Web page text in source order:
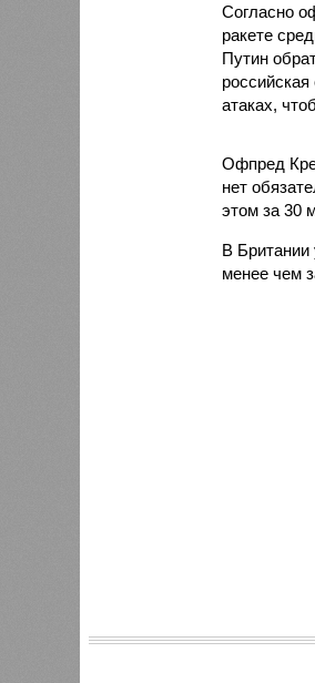
Согласно
ракете
Путин
атаках,
Офпред
нет
этом за 30
В Британии
менее чем